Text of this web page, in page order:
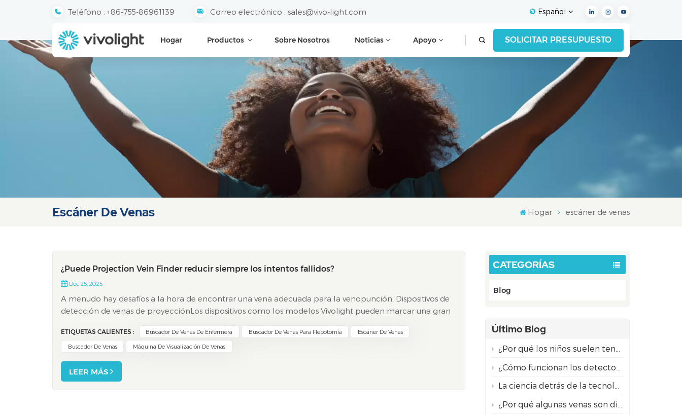
Teléfono : +86-755-86961139 Correo electrónico : sales@vivo-light.com Español
English
Español
Italiano
العربية
Hogar Productos Sobre Nosotros Noticias Apoyo SOLICITAR PRESUPUESTO
Escáner De Venas Hogar escáner de venas
CATEGORÍAS
Blog
Último Blog
¿Por qué los niños suelen tener más dificultades para acceder a la vía intravenosa que los adultos?
¿Cómo funcionan los detectores de venas por proyección? La ciencia detrás de la tecnología NIR.
La ciencia detrás de la tecnología de visualización de venas por infrarrojos
¿Por qué algunas venas son difíciles de encontrar?
¿Puede Projection Vein Finder reducir siempre los intentos fallidos?
Dec 25, 2025
A menudo hay desafíos a la hora de encontrar una vena adecuada para la venopunción. Dispositivos de
detección de venas de proyecciónLos dispositivos como los modelos Vivolight pueden marcar una gran
ETIQUETAS CALIENTES : Buscador De Venas De Enfermera Buscador De Venas Para Flebotomía Escáner De Venas
Buscador De Venas Máquina De Visualización De Venas
LEER MÁS